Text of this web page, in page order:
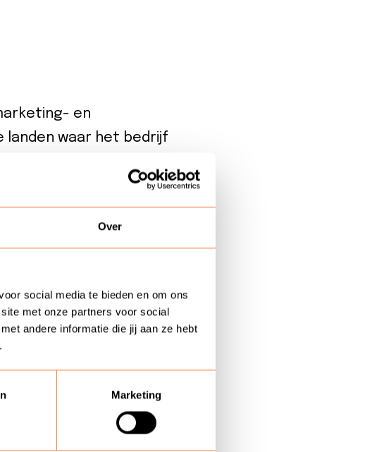
Over
social media te bieden en om ons
met onze partners voor social
andere informatie die jij aan ze hebt
Marketing
en
landen waar het bedrijf
en omzet, maar ook
Customer Strategy
hebben positief op het
en niet als een
van de consultants van
we hebben
deze slag telefonisch
maturity scan”. Droog